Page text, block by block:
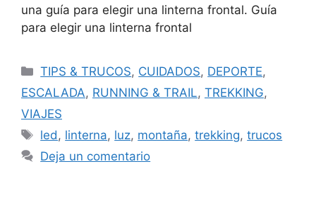
una guía para elegir una linterna frontal. Guía
para elegir una linterna frontal
TIPS & TRUCOS, CUIDADOS, DEPORTE,
ESCALADA, RUNNING & TRAIL, TREKKING,
VIAJES
led , linterna, luz, montaña,trekking,trucos
Deja un comentario